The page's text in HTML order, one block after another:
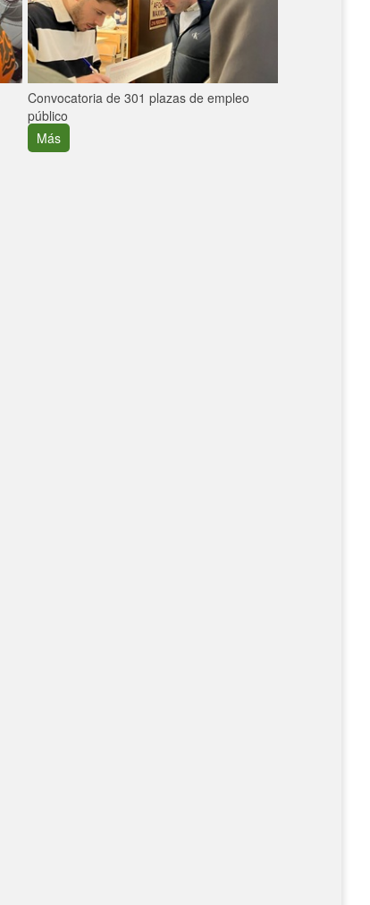
Convocatoria de 301 plazas de empleo
público
Más